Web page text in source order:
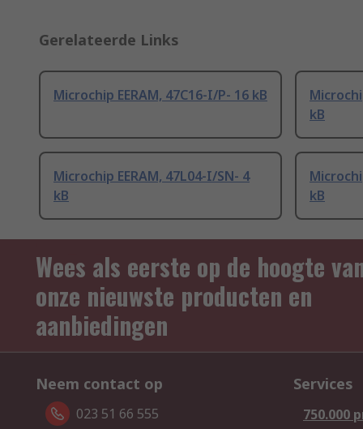
Gerelateerde Links
Microchip EERAM, 47C16-I/P- 16 kB
kB
Microchip EERAM, 47L04-I/SN- 4
kB
kB
Wees als eerste op de hoogte
onze nieuwste producten en
aanbiedingen
Neem contact op
023 51 66 555
Services
750.000